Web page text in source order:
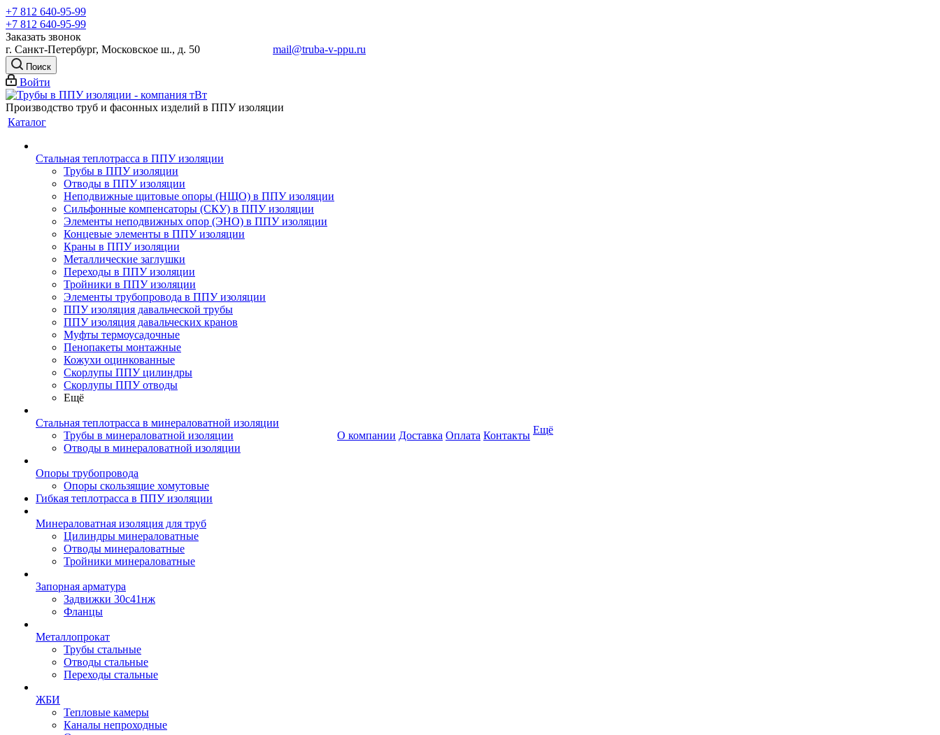
+7 812 640-95-99
+7 812 640-95-99
Заказать звонок
г. Санкт-Петербург, Московское ш., д. 50 mail@truba-v-ppu.ru
Поиск
Войти
Производство труб и фасонных изделий в ППУ изоляции
Каталог
Стальная теплотрасса в ППУ изоляции
Трубы в ППУ изоляции
Отводы в ППУ изоляции
Неподвижные щитовые опоры (НЩО) в ППУ изоляции
Cильфонные компенсаторы (СКУ) в ППУ изоляции
Элементы неподвижных опор (ЭНО) в ППУ изоляции
Концевые элементы в ППУ изоляции
Краны в ППУ изоляции
Металлические заглушки
Переходы в ППУ изоляции
Тройники в ППУ изоляции
Элементы трубопровода в ППУ изоляции
ППУ изоляция давальческой трубы
ППУ изоляция давальческих кранов
Муфты термоусадочные
Пенопакеты монтажные
Кожухи оцинкованные
Скорлупы ППУ цилиндры
Скорлупы ППУ отводы
Ещё
Стальная теплотрасса в минераловатной изоляции
Трубы в минераловатной изоляции
Отводы в минераловатной изоляции
Опоры трубопровода
Опоры скользящие хомутовые
Гибкая теплотрасса в ППУ изоляции
Минераловатная изоляция для труб
Цилиндры минераловатные
Отводы минераловатные
Тройники минераловатные
Запорная арматура
Задвижки 30с41нж
Фланцы
Металлопрокат
Трубы стальные
Отводы стальные
Переходы стальные
ЖБИ
Тепловые камеры
Каналы непроходные
О компании Доставка Оплата Контакты Ещё